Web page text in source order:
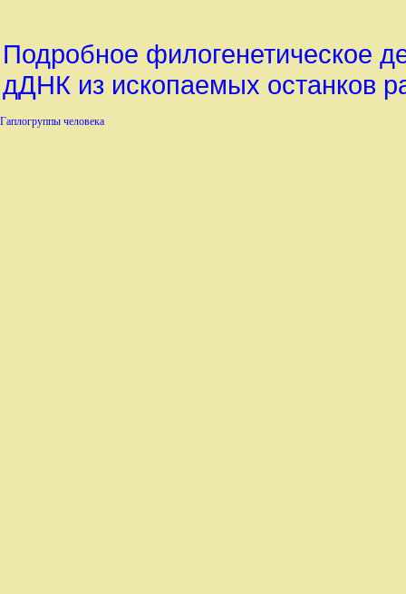
Подробное филогенетическое
дДНК из ископаемых останков
Гаплогруппы человека